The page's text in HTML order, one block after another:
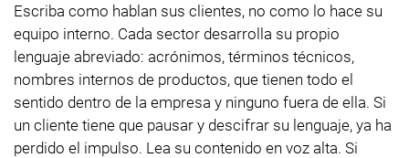
Escriba como hablan sus clientes, no como lo hace su
equipo interno. Cada sector desarrolla su propio
lenguaje abreviado: acrónimos, términos técnicos,
nombres internos de productos, que tienen todo el
sentido dentro de la empresa y ninguno fuera de ella. Si
un cliente tiene que pausar y descifrar su lenguaje, ya ha
perdido el impulso. Lea su contenido en voz alta. Si